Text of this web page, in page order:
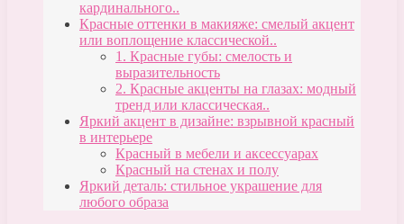
кардинального..
Красные оттенки в макияже: смелый акцент
или воплощение классической..
1. Красные губы: смелость и
выразительность
2. Красные акценты на глазах: модный
тренд или классическая..
Яркий акцент в дизайне: взрывной красный
в интерьере
Красный в мебели и аксессуарах
Красный на стенах и полу
Яркий деталь: стильное украшение для
любого образа